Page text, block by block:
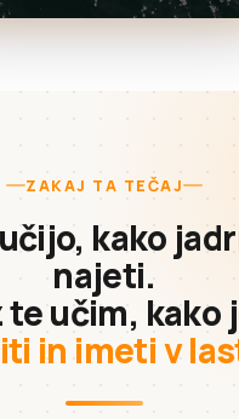
ZAKAJ TA TEČAJ
kako
najeti.
te učim, kako
in imeti v